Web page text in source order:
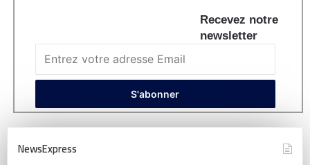
Recevez notre
newsletter
NewsExpress